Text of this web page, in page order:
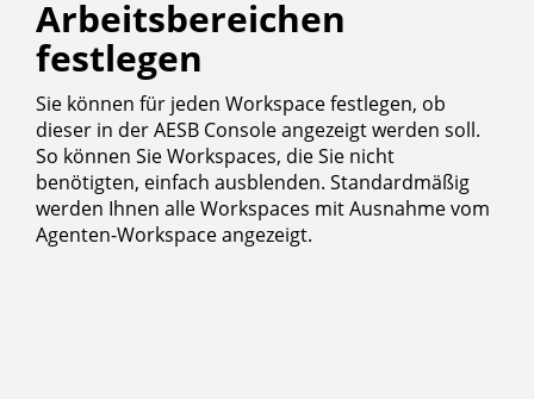
Arbeitsbereichen
festlegen
Sie können für jeden Workspace festlegen, ob
dieser in der AESB Console angezeigt werden soll.
So können Sie Workspaces, die Sie nicht
benötigten, einfach ausblenden. Standardmäßig
werden Ihnen alle Workspaces mit Ausnahme vom
Agenten-Workspace angezeigt.